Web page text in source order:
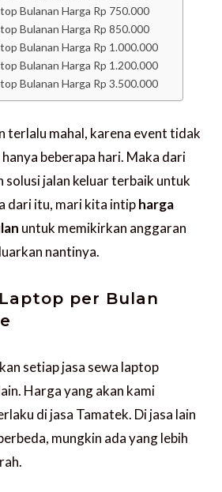
Bulanan Harga Rp 750.000
Bulanan Harga Rp 850.000
Bulanan Harga Rp 1.000.000
Bulanan Harga Rp 1.200.000
Bulanan Harga Rp 3.500.000
terlalu mahal, karena event tidak
beberapa hari. Maka dari
solusi jalan keluar terbaik untuk
dari itu, mari kita intipharga
untuk memikirkan anggaran
nantinya.
per Bulan
setiap jasa sewa laptop
Harga yang akan kami
di jasa Tamatek. Di jasa lain
mungkin ada yang lebih